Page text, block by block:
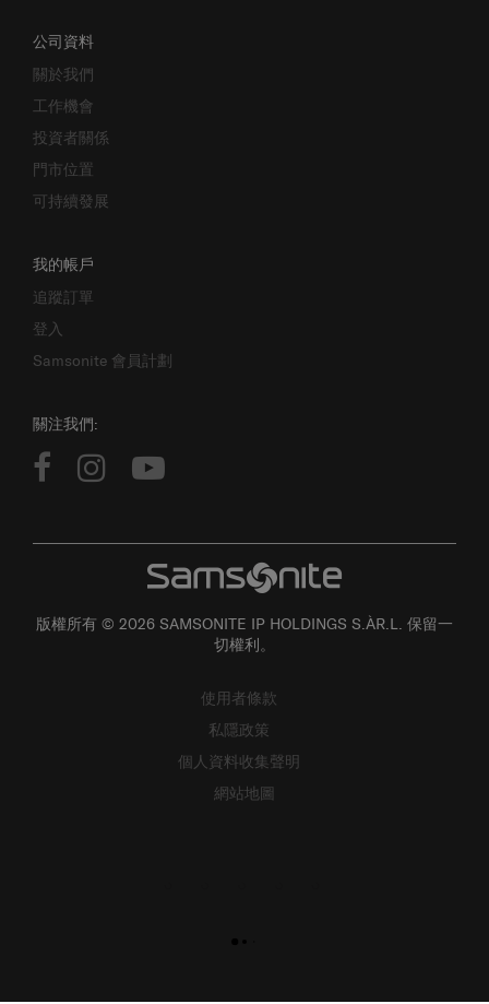
關於我們
工作機會
投資者關係
門市位置
可持續發展
追蹤訂單
登入
Samsonite 會員計劃
切權利。
私隱政策
個人資料收集聲明
網站地圖